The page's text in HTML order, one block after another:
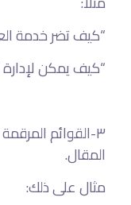
“كيف تضر خدمة
“كيف يمكن لإدارة
٣-القوائم
المقال.
مثال على ذلك: